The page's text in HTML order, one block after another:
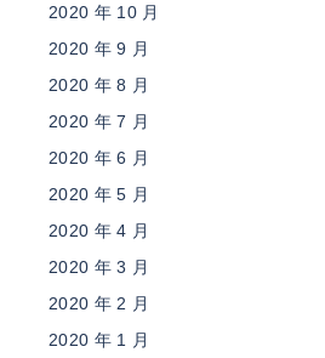
2020 年 10 月
2020 年 9 月
2020 年 8 月
2020 年 7 月
2020 年 6 月
2020 年 5 月
2020 年 4 月
2020 年 3 月
2020 年 2 月
2020 年 1 月